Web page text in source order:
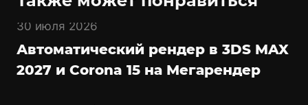
30 июля 2026
Автоматический рендер в 3DS MAX
2027 и Corona 15 на Мегарендер